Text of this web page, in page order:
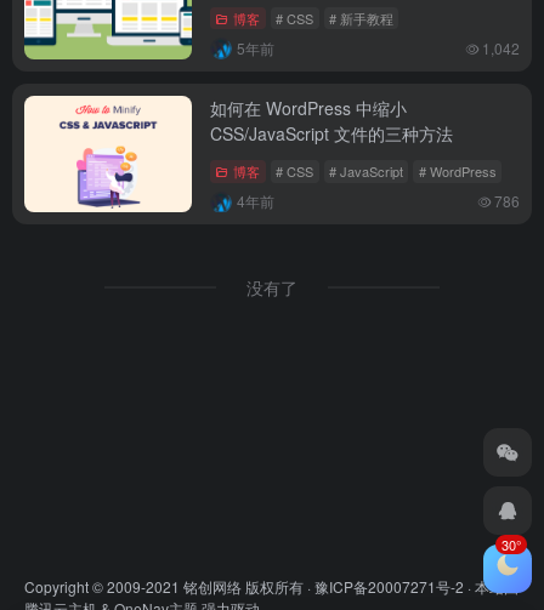
博客 # CSS # 新手教程
5年前 1,042
如何在 WordPress 中缩小
CSS/JavaScript 文件的三种方法
博客 # CSS # JavaScript # WordPress
4年前 786
没有了
Copyright © 2009-2021 铭创网络 版权所有 ·豫ICP备20007271号-2 · 本站由
30°